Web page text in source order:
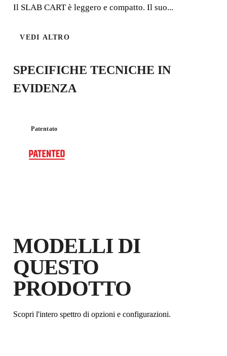
ELEVATA
CAPACITÀ
Il SLAB CART è leggero e compatto. Il suo...
VEDI ALTRO
SPECIFICHE TECNICHE IN
EVIDENZA
Patentato
MODELLI DI
QUESTO
PRODOTTO
Scopri l'intero spettro di opzioni e configurazioni.